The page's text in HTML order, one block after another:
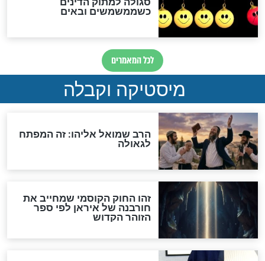
מה יהיה בימות המשיח?
"לפני הגאולה תהיה אפיקורסות
והכחשה גדולה מאוד של
האמונה"
האם לאחר בוא המשיח יהיה
אפשר לחזור בתשובה?